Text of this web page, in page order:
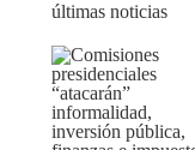
últimas noticias